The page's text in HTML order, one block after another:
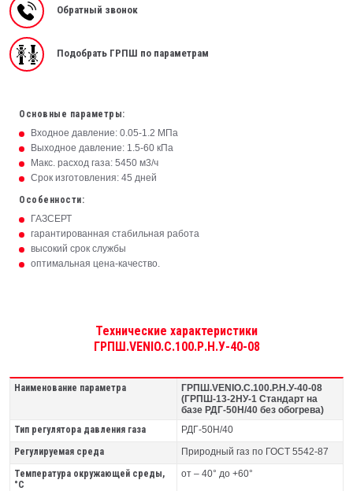
Обратный звонок
Подобрать ГРПШ по параметрам
Основные параметры:
Входное давление: 0.05-1.2 МПа
Выходное давление: 1.5-60 кПа
Макс. расход газа: 5450 м3/ч
Срок изготовления: 45 дней
Особенности:
ГАЗСЕРТ
гарантированная стабильная работа
высокий срок службы
оптимальная цена-качество.
Технические характеристики
ГРПШ.VENIO.C.100.Р.Н.У-40-08
Наименование параметра
ГРПШ.VENIO.C.100.Р.Н.У-40-08
(ГРПШ-13-2НУ-1 Стандарт на
базе РДГ-50Н/40 без обогрева)
Тип регулятора давления газа
РДГ-50Н/40
Регулируемая среда
Природный газ по ГОСТ 5542-87
Температура окружающей среды,
°C
от – 40° до +60°